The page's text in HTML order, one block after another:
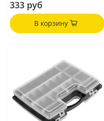
333 руб
В корзину